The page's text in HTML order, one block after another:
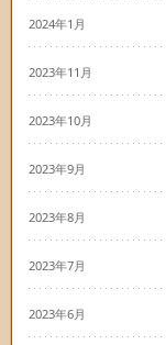
2024年1月
2023年11月
2023年10月
2023年9月
2023年8月
2023年7月
2023年6月